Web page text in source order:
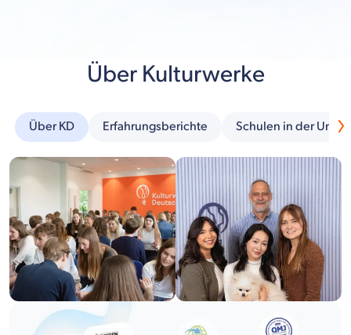
Über Kulturwerke
Über KD Erfahrungsberichte Schulen in der